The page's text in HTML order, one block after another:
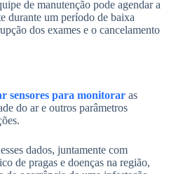
de manutenção pode agendar a
durante um período de baixa
dos exames e o cancelamento
sensores para monitorar as
do ar e outros parâmetros
dados, juntamente com
de pragas e doenças na região,